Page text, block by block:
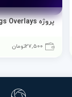
27,500تومان